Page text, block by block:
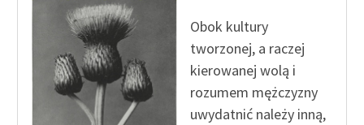
Obok kultury
tworzonej, a raczej
kierowanej wolą i
rozumem mężczyzny
uwydatnić należy inną,